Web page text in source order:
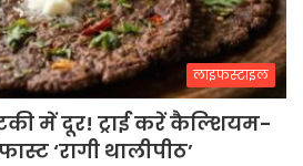
लाइफस्टाइल
में दूर! ट्राई करें कैल्शियम-
‘रागी थालीपीठ’